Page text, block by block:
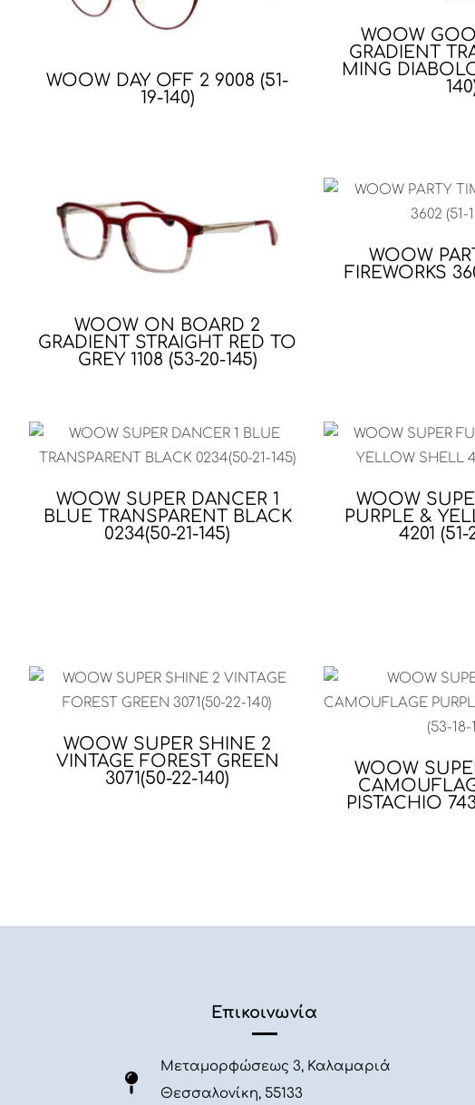
WOOW DAY OFF 2 9008 (51-
19-140)
WOOW
GRADIENT
MING
WOOW ON BOARD 2
GRADIENT STRAIGHT RED TO
GREY 1108 (53-20-145)
WOOW
FIREWORKS
WOOW SUPER DANCER 1
BLUE TRANSPARENT BLACK
0234(50-21-145)
WOOW
PURPLE &
4201 (51-
WOOW SUPER SHINE 2
VINTAGE FOREST GREEN
3071(50-22-140)
WOOW
PISTACHIO
Επικοινωνία
Μεταμορφώσεως 3, Καλαμαριά
Θεσσαλονίκη, 55133